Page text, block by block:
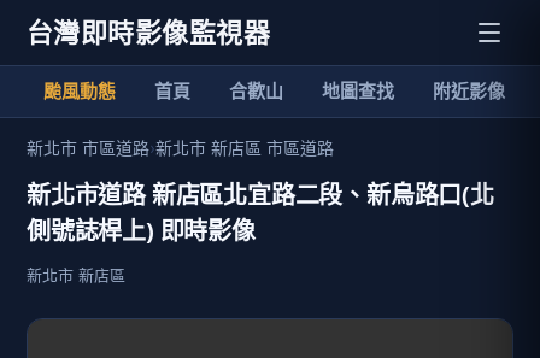
台灣即時影像監視器
颱風動態 首頁 合歡山 地圖查找 附近影像
新北市 市區道路›新北市 新店區 市區道路
新北市道路 新店區北宜路二段、新烏路口(北
側號誌桿上) 即時影像
新北市 新店區